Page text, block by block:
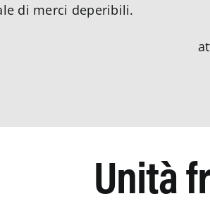
di merci deperibili.
Unità